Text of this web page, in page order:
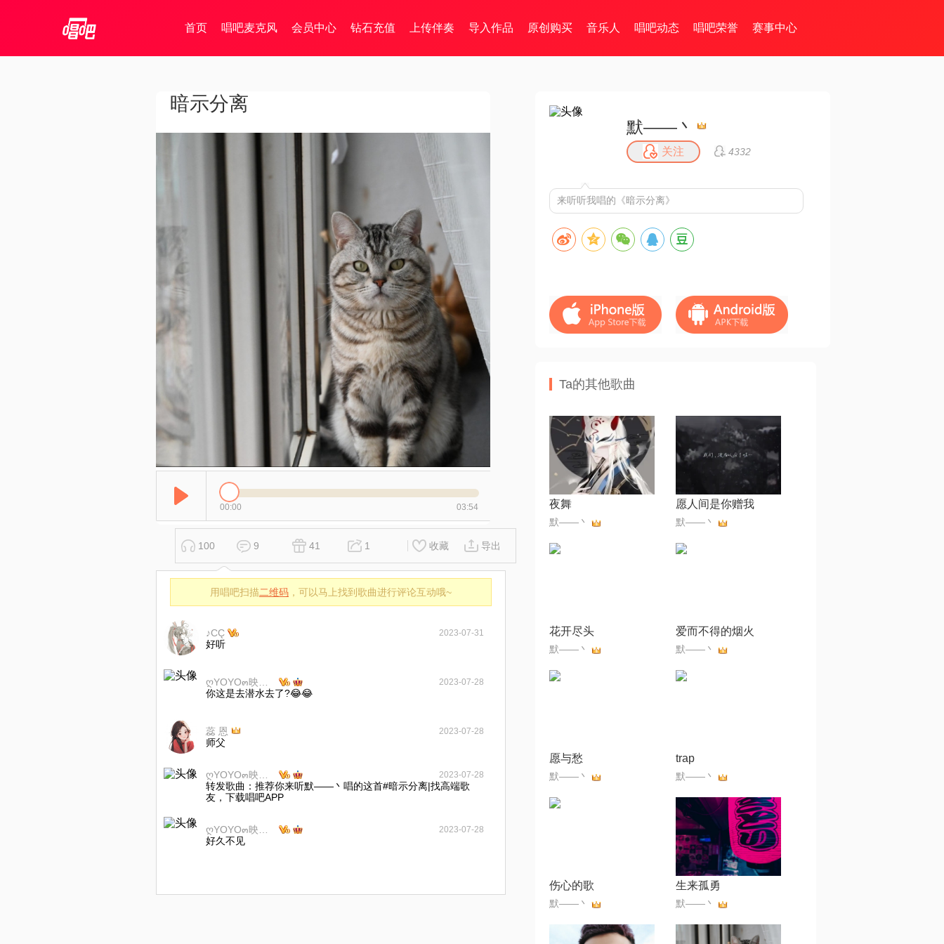
首页 唱吧麦克风 会员中心 钻石充值 上传伴奏 导入作品 原创购买 音乐人 唱吧动态 唱吧荣誉 赛事中心
暗示分离
00:00 03:54
100 9 41 1 收藏 导出
用唱吧扫描二维码 ，可以马上找到歌曲进行评论互动哦~
♪CÇ 2023-07-31
好听
2023-07-28
你这是去潜水去了?😂😂
蕊 恩 2023-07-28
师父
2023-07-28
转发歌曲：推荐你来听默——丶唱的这首#暗示分离|找高端歌
友，下载唱吧APP
2023-07-28
好久不见
默——丶
关注 4332
来听听我唱的《暗示分离》
Ta的其他歌曲
夜舞
默——丶
愿人间是你赠我
默——丶
花开尽头
默——丶
爱而不得的烟火
默——丶
愿与愁
默——丶
trap
默——丶
伤心的歌
默——丶
生来孤勇
默——丶